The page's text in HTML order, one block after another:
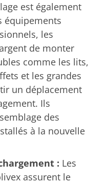
est également
équipements
les
de monter
comme les lits,
et les grandes
un déplacement
Ils
des
à la nouvelle
: Les
assurent le